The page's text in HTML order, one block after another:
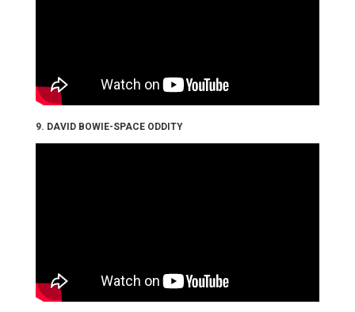
9. DAVID BOWIE-SPACE ODDITY